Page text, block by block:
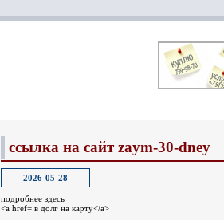
ссылка на сайт zaym-30-dney
2026-05-28
подробнее здесь
<a href= в долг на карту</a>